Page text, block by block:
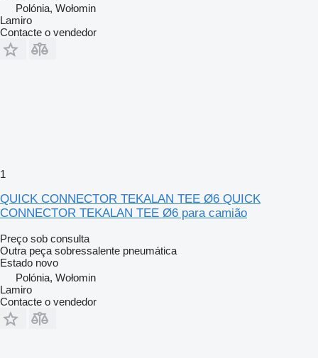
Polónia, Wołomin
Lamiro
Contacte o vendedor
1
QUICK CONNECTOR TEKALAN TEE Ø6 QUICK
CONNECTOR TEKALAN TEE Ø6 para camião
Preço sob consulta
Outra peça sobressalente pneumática
Estado novo
Polónia, Wołomin
Lamiro
Contacte o vendedor